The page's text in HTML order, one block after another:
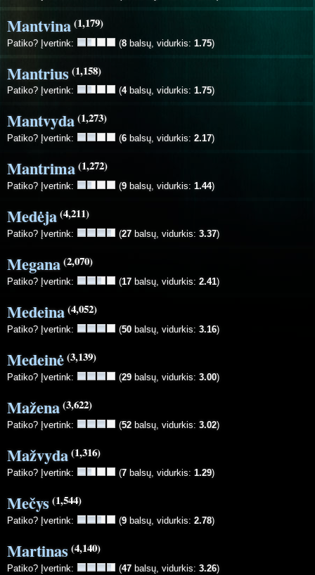
Mantvina(1,179)
Patiko? Įvertink: (8 balsų, vidurkis: 1.75)
Mantrius(1,158)
Patiko? Įvertink: (4balsų, vidurkis: 1.75)
Mantvyda(1,273)
Patiko? Įvertink: (6 balsų, vidurkis: 2.17)
Mantrima(1,272)
Patiko? Įvertink: (9 balsų, vidurkis: 1.44)
Medėja(4,211)
Patiko? Įvertink: (27 balsų, vidurkis: 3.37)
Megana(2,070)
Patiko? Įvertink: (17 balsų, vidurkis: 2.41)
Medeina(4,052)
Patiko? Įvertink: (50 balsų, vidurkis: 3.16)
Medeinė(3,139)
Patiko? Įvertink: (29 balsų, vidurkis: 3.00)
Mažena(3,622)
Patiko? Įvertink: (52 balsų, vidurkis: 3.02)
Mažvyda(1,316)
Patiko? Įvertink: (7 balsų, vidurkis: 1.29)
Mečys(1,544)
Patiko? Įvertink: (9 balsų, vidurkis: 2.78)
Martinas(4,140)
Patiko? Įvertink: (47 balsų, vidurkis: 3.26)